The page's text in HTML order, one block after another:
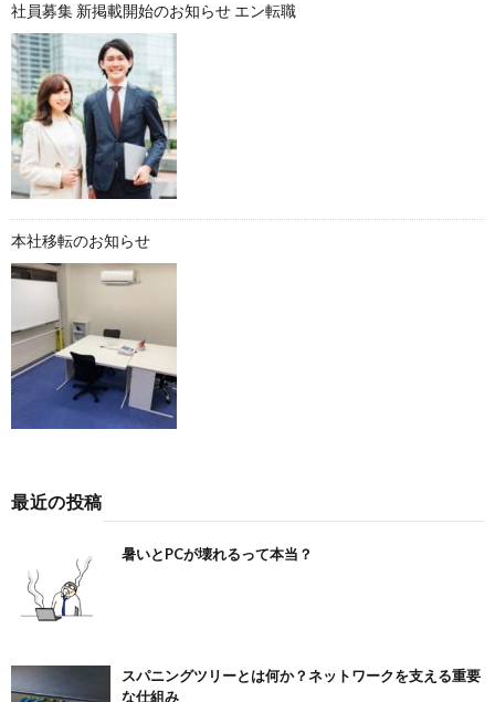
社員募集 新掲載開始のお知らせ エン転職
本社移転のお知らせ
最近の投稿
暑いとPCが壊れるって本当？
スパニングツリーとは何か？ネットワークを支える重要
な仕組み